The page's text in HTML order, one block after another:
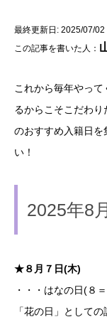
最終更新日: 2025/07/02
この記事を書いた人：
これから毎年やっ
るからこそこだわり
のおすすめ入籍日を
い！
2025年8月
★８月７日(木)
・・・はなの日(８
「花の日」として